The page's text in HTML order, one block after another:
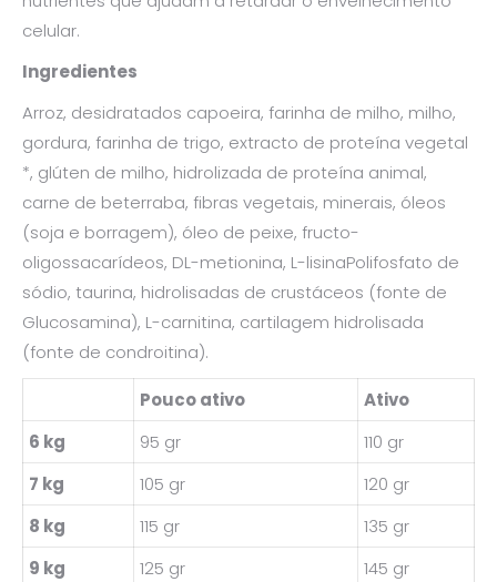
celular.
Ingredientes
Arroz, desidratados capoeira, farinha de milho, milho,
gordura, farinha de trigo, extracto de proteína vegetal
*, glúten de milho, hidrolizada de proteína animal,
carne de beterraba, fibras vegetais, minerais, óleos
(soja e borragem), óleo de peixe, fructo-
oligossacarídeos, DL-metionina, L-lisinaPolifosfato de
sódio, taurina, hidrolisadas de crustáceos (fonte de
Glucosamina), L-carnitina, cartilagem hidrolisada
(fonte de condroitina).
Pouco ativo
Ativo
6 kg
95 gr
110 gr
7 kg
105 gr
120 gr
8 kg
115 gr
135 gr
9 kg
125 gr
145 gr